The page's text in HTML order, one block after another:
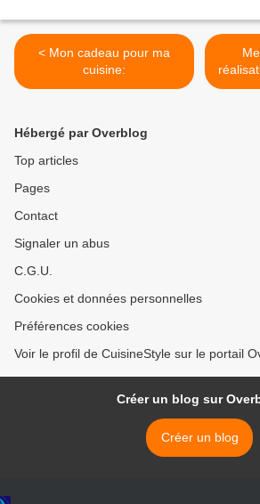
< Mon cadeau pour ma
cuisine:
Hébergé par Overblog
Top articles
Pages
Contact
Signaler un abus
C.G.U.
Cookies et données personnelles
Préférences cookies
Voir le profil de CuisineStyle sur le portail
Créer un blog sur
Créer un blog